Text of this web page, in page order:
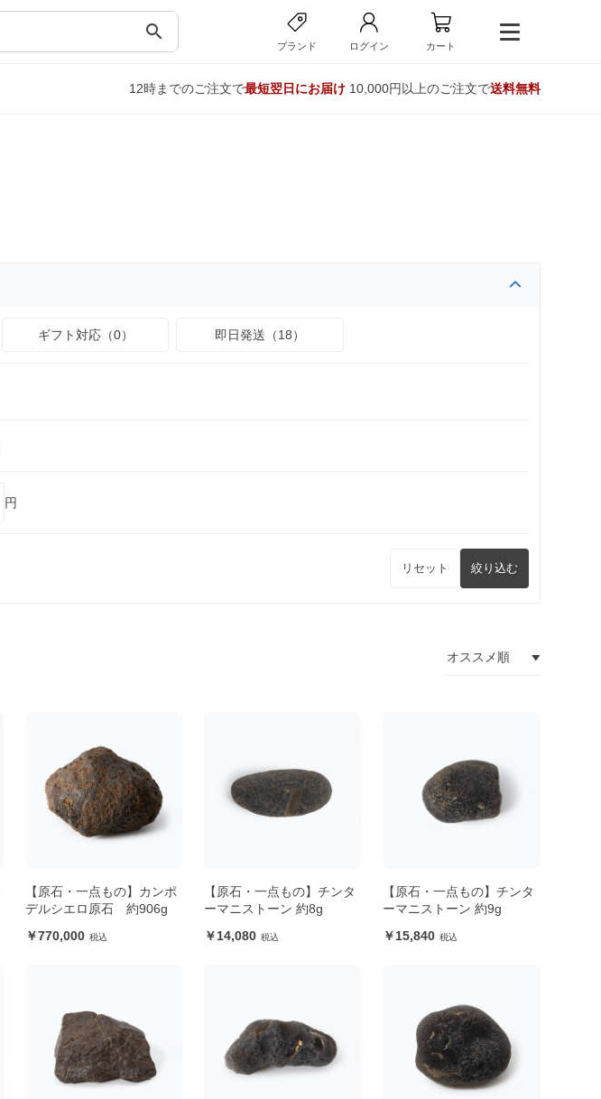
search
ブランド ログイン カート
12時までのご注文で最短翌日にお届け10,000円以上のご注文で送料無料
ギフト対応（0） 即日発送（18）
円
リセット 絞り込む
【原石・一点もの】カンポ
デルシエロ原石 約906g
770,000
【原石・一点もの】チンタ
ーマニストーン 約8g
14,080
【原石・一点もの】チンタ
ーマニストーン 約9g
15,840